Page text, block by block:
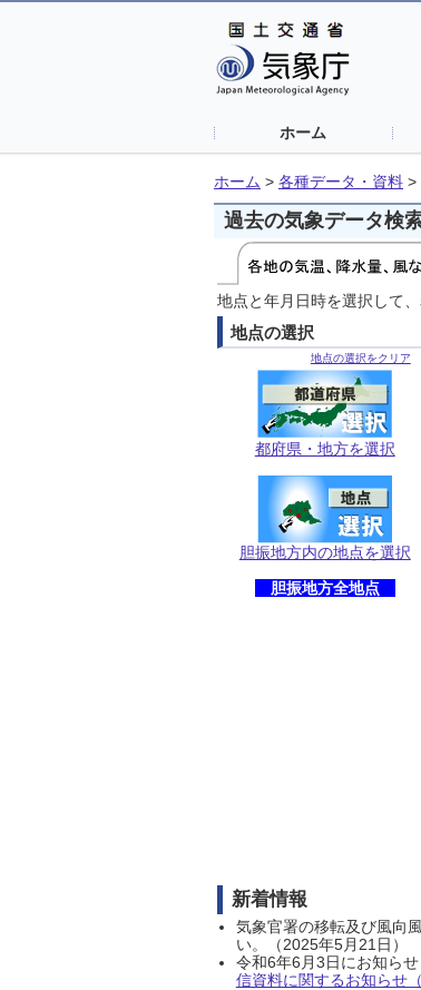
ホーム
ホーム > 各種データ・資料 >
過去の気象データ検
地点と年月日時を選択して
地点の選択
地点の選択をクリア
都府県・地方を選択
胆振地方内の地点を選択
胆振地方全地点
新着情報
気象官署の移転及び風向
い。（2025年5月21日）
令和6年6月3日にお知ら
信資料に関するお知らせ